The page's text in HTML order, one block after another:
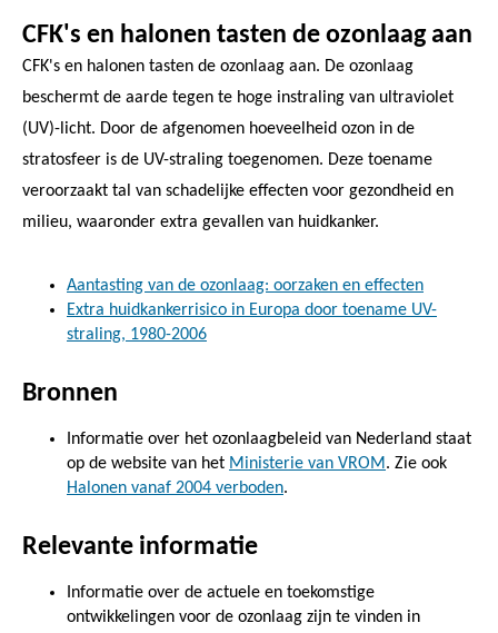
CFK's en halonen tasten de ozonlaag aan
CFK's en halonen tasten de ozonlaag aan. De ozonlaag
beschermt de aarde tegen te hoge instraling van ultraviolet
(UV)-licht. Door de afgenomen hoeveelheid ozon in de
stratosfeer is de UV-straling toegenomen. Deze toename
veroorzaakt tal van schadelijke effecten voor gezondheid en
milieu, waaronder extra gevallen van huidkanker.
Aantasting van de ozonlaag: oorzaken en effecten
Extra huidkankerrisico in Europa door toename UV-
straling, 1980-2006
Bronnen
Informatie over het ozonlaagbeleid van Nederland staat
op de website van het Ministerie van VROM. Zie ook
Halonen vanaf 2004 verboden.
Relevante informatie
Informatie over de actuele en toekomstige
ontwikkelingen voor de ozonlaag zijn te vinden in